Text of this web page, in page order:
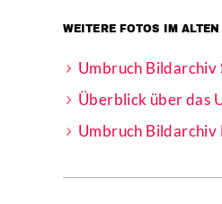
WEITERE FOTOS IM
Umbruch Bildarchiv
Überblick über das
Umbruch Bildarchiv